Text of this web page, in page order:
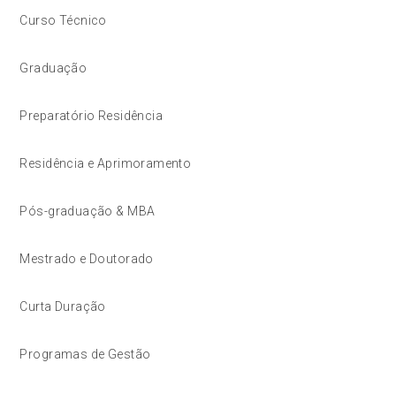
Curso Técnico
Graduação
Preparatório Residência
Residência e Aprimoramento
Pós-graduação & MBA
Mestrado e Doutorado
Curta Duração
Programas de Gestão